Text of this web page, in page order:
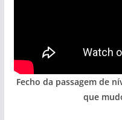
Fecho da passagem de
que